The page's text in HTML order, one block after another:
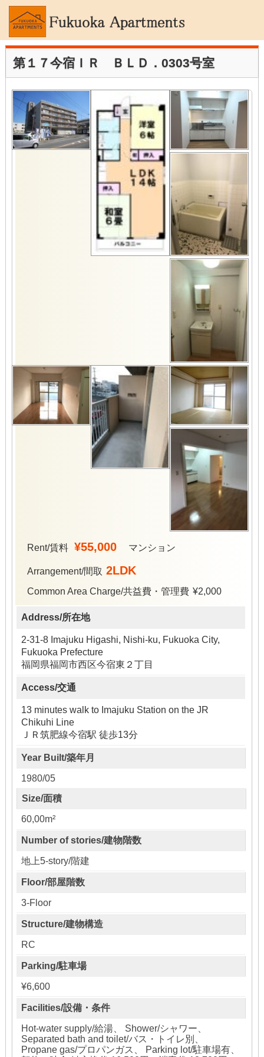
第１７今宿ＩＲ ＢＬＤ．0303号室
Rent/賃料 ¥55,000 マンション
Arrangement/間取 2LDK
Common Area Charge/共益費・管理費 ¥2,000
Address/所在地
2-31-8 Imajuku Higashi, Nishi-ku, Fukuoka City,
Fukuoka Prefecture
福岡県福岡市西区今宿東２丁目
Access/交通
13 minutes walk to Imajuku Station on the JR
Chikuhi Line
ＪＲ筑肥線今宿駅 徒歩13分
Year Built/築年月
1980/05
Size/面積
60,00m²
Number of stories/建物階数
地上5-story/階建
Floor/部屋階数
3-Floor
Structure/建物構造
RC
Parking/駐車場
¥6,600
Facilities/設備・条件
Hot-water supply/給湯、 Shower/シャワー、
Separated bath and toilet/バス・トイレ別、
Propane gas/プロパンガス、 Parking lot/駐車場有、